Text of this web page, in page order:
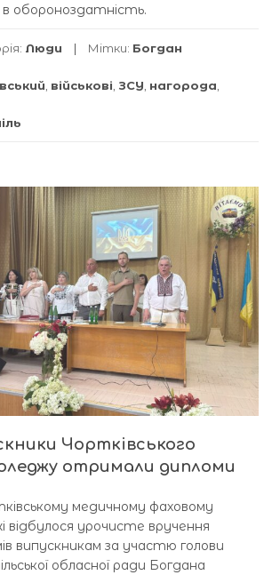
в обороноздатність.
Люди Мітки: Богдан
, військові, ЗСУ, нагорода,
Чортківського
отримали дипломи
медичному фаховому
відбулося урочисте вручення
випускникам за участю голови
обласної ради Богдана